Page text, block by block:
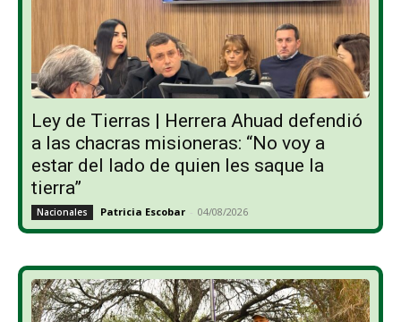
Ley de Tierras | Herrera Ahuad defendió
a las chacras misioneras: “No voy a
estar del lado de quien les saque la
tierra”
Nacionales Patricia Escobar - 04/08/2026